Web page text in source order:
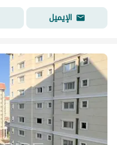
الإيميل